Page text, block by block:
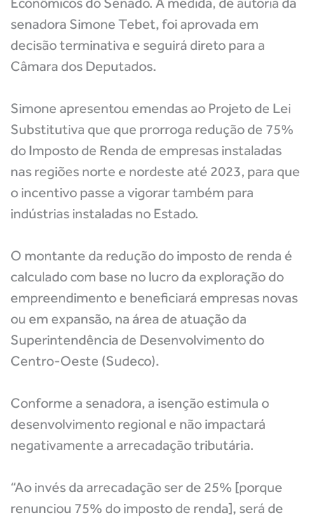
senadora Simone Tebet, foi aprovada em
decisão terminativa e seguirá direto para a
Câmara dos Deputados.
Simone apresentou emendas ao Projeto de Lei
Substitutiva que que prorroga redução de 75%
do Imposto de Renda de empresas instaladas
nas regiões norte e nordeste até 2023, para que
o incentivo passe a vigorar também para
indústrias instaladas no Estado.
O montante da redução do imposto de renda é
calculado com base no lucro da exploração do
empreendimento e beneficiará empresas novas
ou em expansão, na área de atuação da
Superintendência de Desenvolvimento do
Centro-Oeste (Sudeco).
Conforme a senadora, a isenção estimula o
desenvolvimento regional e não impactará
negativamente a arrecadação tributária.
“Ao invés da arrecadação ser de 25% [porque
renunciou 75% do imposto de renda], será de